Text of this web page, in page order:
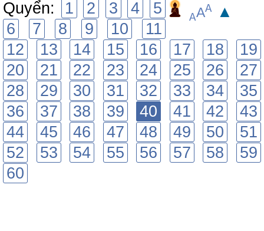
AAA ▲
Quyển: 1 2 3 4
5
6
7 8 9 10
11
12
13 14 15 16 17 18
19
20
21 22 23 24 25 26
27
28
29 30 31 32 33 34
35
36
37 38 39 40 41 42
43
44
45 46 47 48 49 50
51
52
53 54 55 56 57 58
59
60